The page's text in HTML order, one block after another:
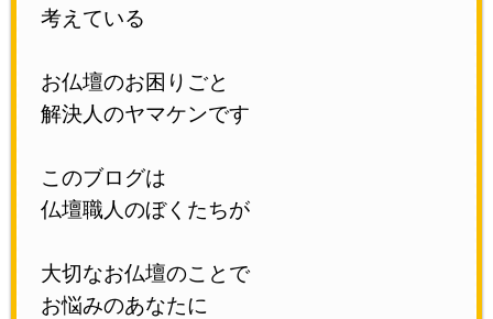
考えている
お仏壇のお困りごと
解決人のヤマケンです
このブログは
仏壇職人のぼくたちが
大切なお仏壇のことで
お悩みのあなたに